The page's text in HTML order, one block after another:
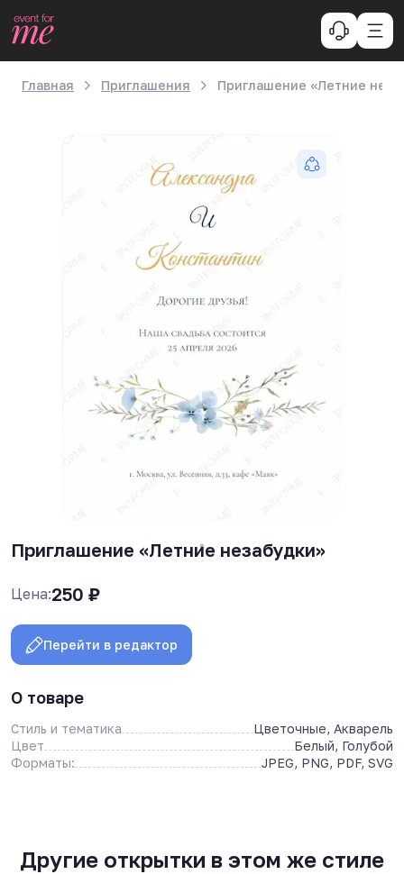
Главная Приглашения Приглашение «Летние
Приглашение «Летние незабудки»
Цена:250 ₽
Перейти в редактор
О товаре
Стиль и тематика
Цветочные, Акварель
Цвет
Белый, Голубой
Форматы:
JPEG, PNG, PDF, SVG
Другие открытки в этом же стиле